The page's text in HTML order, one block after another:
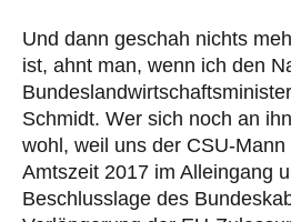
Und dann geschah nichts
ist, ahnt man, wenn ich den
Schmidt. Wer sich noch an
wohl, weil uns der CSU-
Amtszeit 2017 im Alleingang
Beschlusslage des